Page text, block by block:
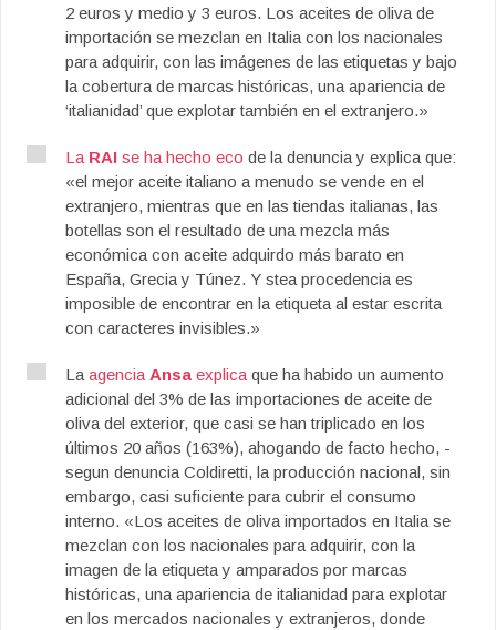
2 euros y medio y 3 euros. Los aceites de oliva de
importación se mezclan en Italia con los nacionales
para adquirir, con las imágenes de las etiquetas y bajo
la cobertura de marcas históricas, una apariencia de
‘italianidad’ que explotar también en el extranjero.»
La RAI se ha hecho eco de la denuncia y explica que:
«el mejor aceite italiano a menudo se vende en el
extranjero, mientras que en las tiendas italianas, las
botellas son el resultado de una mezcla más
económica con aceite adquirdo más barato en
España, Grecia y Túnez. Y stea procedencia es
imposible de encontrar en la etiqueta al estar escrita
con caracteres invisibles.»
La agencia Ansa explica que ha habido un aumento
adicional del 3% de las importaciones de aceite de
oliva del exterior, que casi se han triplicado en los
últimos 20 años (163%), ahogando de facto hecho, -
segun denuncia Coldiretti, la producción nacional, sin
embargo, casi suficiente para cubrir el consumo
interno. «Los aceites de oliva importados en Italia se
mezclan con los nacionales para adquirir, con la
imagen de la etiqueta y amparados por marcas
históricas, una apariencia de italianidad para explotar
en los mercados nacionales y extranjeros, donde